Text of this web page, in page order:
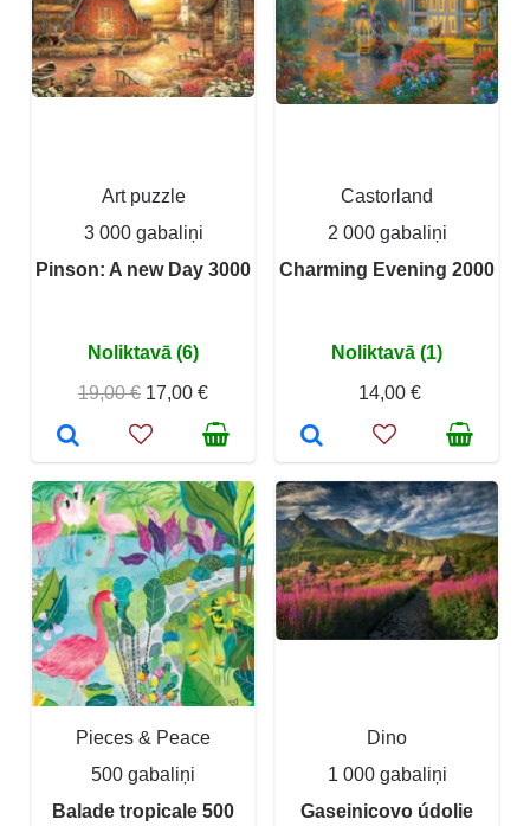
Art puzzle
3 000 gabaliņi
Pinson: A new Day 3000
Noliktavā (6)
19,00 € 17,00 €
Castorland
2 000 gabaliņi
Charming Evening 2000
Noliktavā (1)
14,00 €
Pieces & Peace
500 gabaliņi
Balade tropicale 500
Dino
1 000 gabaliņi
Gaseinicovo údolie